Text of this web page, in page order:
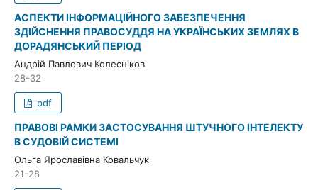
АСПЕКТИ ІНФОРМАЦІЙНОГО ЗАБЕЗПЕЧЕННЯ
ЗДІЙСНЕННЯ ПРАВОСУДДЯ НА УКРАЇНСЬКИХ ЗЕМЛЯХ В
ДОРАДЯНСЬКИЙ ПЕРІОД
Андрій Павлович Колесніков
28-32
pdf
ПРАВОВІ РАМКИ ЗАСТОСУВАННЯ ШТУЧНОГО ІНТЕЛЕКТУ
В СУДОВІЙ СИСТЕМІ
Ольга Ярославівна Ковальчук
21-28